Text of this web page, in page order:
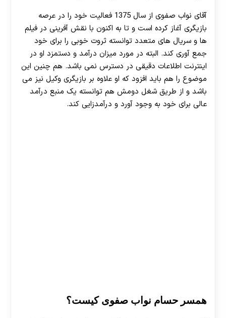
آقای نواب صفوی از سال 1375 فعالیت خود را در عرصه
بازیگری آغاز کرده است و تا به اکنون با نقش آفرینی در فیلم
ها و سریال های متعدد توانسته ثروت خوبی را برای خود
جمع آوری کند. البته در مورد میزان درآمد و دستمزد او در
اینترنت اطلاعات دقیقی در دسترس نمی باشد. هم چنین این
موضوع را هم باید افزود که او علاوه بر بازیگری وکیل نیز می
باشد و از طریق شغل دومش هم توانسته یک منبع درآمد
عالی برای خود به وجود آورد و درآمدزایی کند.
همسر حسام نواب صفوی کیست؟